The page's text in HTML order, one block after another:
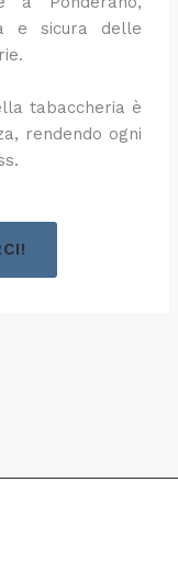
e sicura delle
tabaccheria è
rendendo ogni